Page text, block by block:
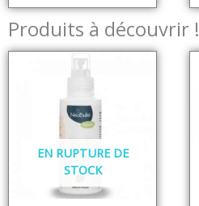
Produits à découvrir !
EN RUPTURE DE
STOCK